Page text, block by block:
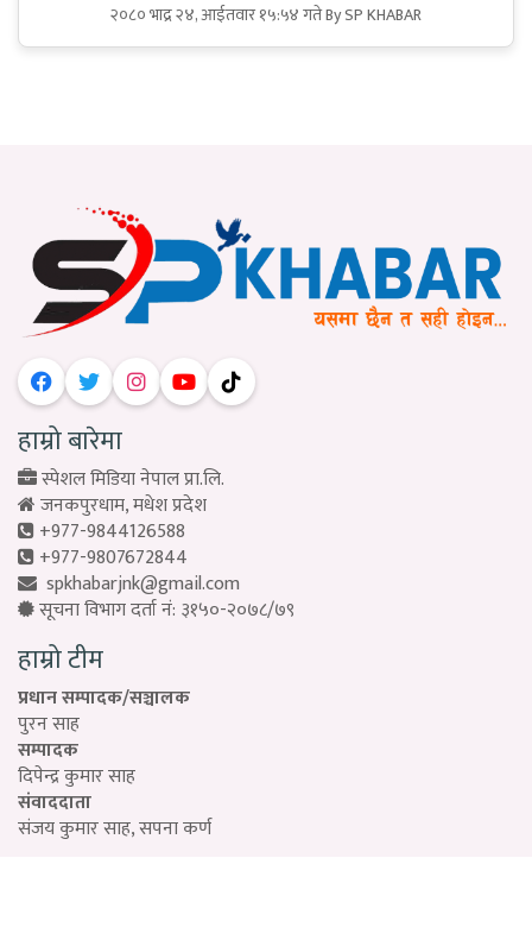
२०८० भाद्र २४, आईतवार १५:५४ गतेBy SP KHABAR
हाम्रो बारेमा
स्पेशल मिडिया नेपाल प्रा.लि.
जनकपुरधाम, मधेश प्रदेश
+977-9844126588
+977-9807672844
spkhabarjnk@gmail.com
सूचना विभाग दर्ता नं: ३१५०-२०७८/७९
हाम्रो टीम
प्रधान सम्पादक/सञ्चालक
पुरन साह
सम्पादक
दिपेन्द्र कुमार साह
संवाददाता
संजय कुमार साह, सपना कर्ण